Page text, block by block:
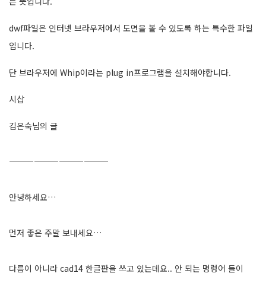
dwf파일은 인터넷 브라우저에서 도면을 볼 수 있도록 하는 특수한 파일
입니다.
단 브라우저에 Whip이라는 plug in프로그램을 설치해야합니다.
시삽
김은숙님의 글
————————————
안녕하세요…
먼저 좋은 주말 보내세요…
다름이 아니라 cad14 한글판을 쓰고 있는데요.. 안 되는 명령어 들이